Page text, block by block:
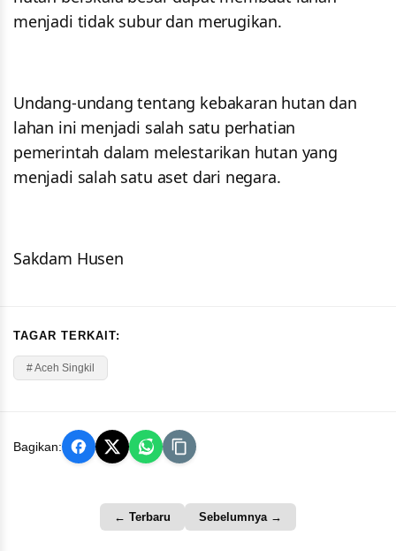
menjadi tidak subur dan merugikan.
Undang-undang tentang kebakaran hutan dan
lahan ini menjadi salah satu perhatian
pemerintah dalam melestarikan hutan yang
menjadi salah satu aset dari negara.
Sakdam Husen
TAGAR TERKAIT:
# Aceh Singkil
Bagikan:
← Terbaru Sebelumnya →